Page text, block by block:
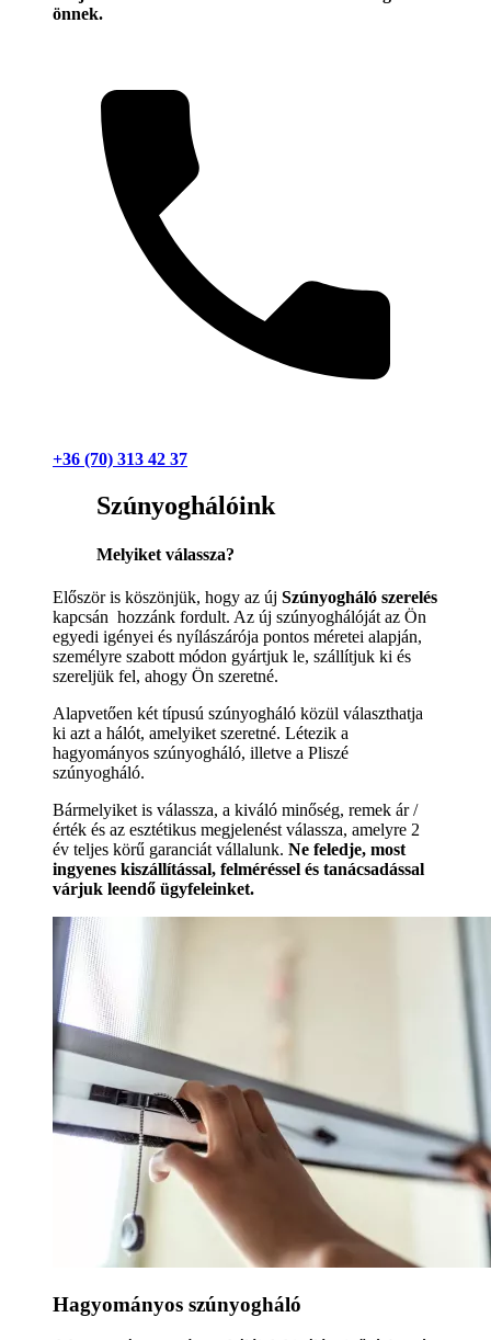
önnek.
+36 (70) 313 42 37
Szúnyoghálóink
Melyiket válassza?
Először is köszönjük, hogy az új Szúnyogháló szerelés
kapcsán hozzánk fordult. Az új szúnyoghálóját az Ön
egyedi igényei és nyílászárója pontos méretei alapján,
személyre szabott módon gyártjuk le, szállítjuk ki és
szereljük fel, ahogy Ön szeretné.
Alapvetően két típusú szúnyogháló közül választhatja
ki azt a hálót, amelyiket szeretné. Létezik a
hagyományos szúnyogháló, illetve a Pliszé
szúnyogháló.
Bármelyiket is válassza, a kiváló minőség, remek ár /
érték és az esztétikus megjelenést válassza, amelyre 2
év teljes körű garanciát vállalunk. Ne feledje, most
ingyenes kiszállítással, felméréssel és tanácsadással
várjuk leendő ügyfeleinket.
Hagyományos szúnyogháló